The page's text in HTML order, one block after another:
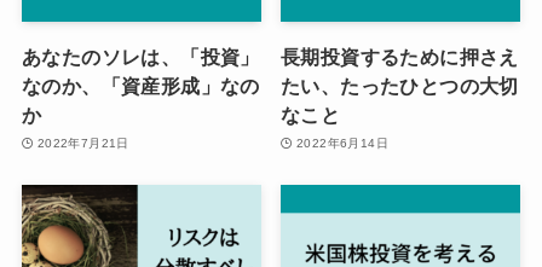
あなたのソレは、「投資」
なのか、「資産形成」なの
か
2022年7月21日
長期投資するために押さえ
たい、たったひとつの大切
なこと
2022年6月14日